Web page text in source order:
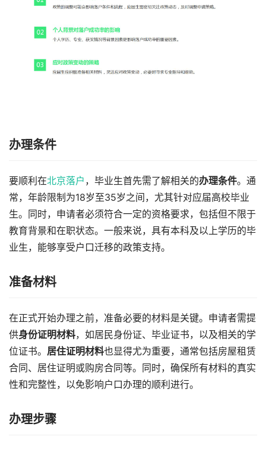
办理条件
要顺利在北京落户 ，毕业生首先需了解相关的办理条件。通
常，年龄限制为18岁至35岁之间，尤其针对应届高校毕业
生。同时，申请者必须符合一定的资格要求，包括但不限于
教育背景和在职状态。一般来说，具有本科及以上学历的毕
业生，能够享受户口迁移的政策支持。
准备材料
在正式开始办理之前，准备必要的材料是关键。申请者需提
供身份证明材料，如居民身份证、毕业证书，以及相关的学
位证书。 居住证明材料也显得尤为重要，通常包括房屋租赁
合同、居住证明或购房合同等。同时，确保所有材料的真实
性和完整性，以免影响户口办理的顺利进行。
办理步骤